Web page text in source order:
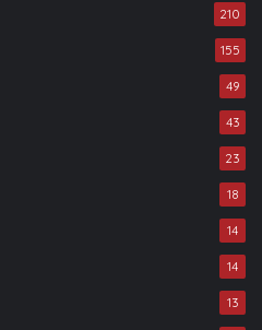
210
155
49
43
23
18
14
14
13